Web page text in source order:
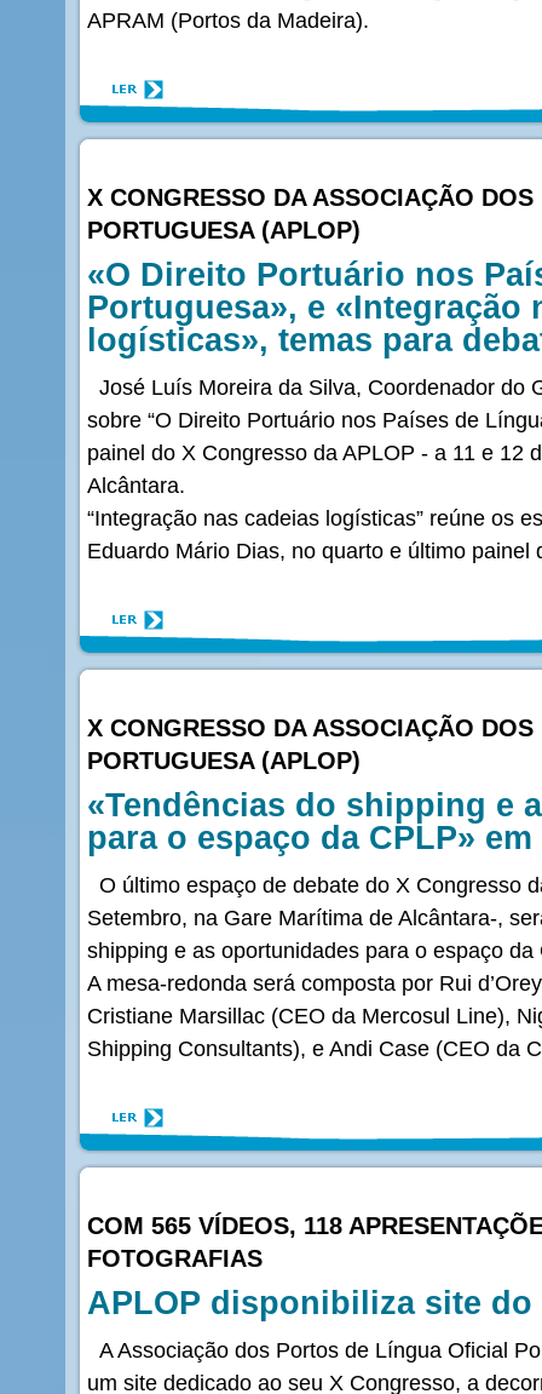
APRAM (Portos da Madeira).
X CONGRESSO DA ASSOCIAÇÃO
PORTUGUESA (APLOP)
«O Direito Portuário nos
Portuguesa», e «Integração
logísticas», temas para
José Luís Moreira da Silva, Coordenador do
sobre “O Direito Portuário nos Países de
painel do X Congresso da APLOP - a 11 e 12
Alcântara.
“Integração nas cadeias logísticas” reúne os
Eduardo Mário Dias, no quarto e último painel
X CONGRESSO DA ASSOCIAÇÃO
PORTUGUESA (APLOP)
«Tendências do shipping e
para o espaço da CPLP»
O último espaço de debate do X Congresso
Setembro, na Gare Marítima de Alcântara-,
shipping e as oportunidades para o espaço da
A mesa-redonda será composta por Rui
Cristiane Marsillac (CEO da Mercosul Line),
Shipping Consultants), e Andi Case (CEO da
COM 565 VÍDEOS, 118
FOTOGRAFIAS
APLOP disponibiliza site do
A Associação dos Portos de Língua Oficial
um site dedicado ao seu X Congresso, a